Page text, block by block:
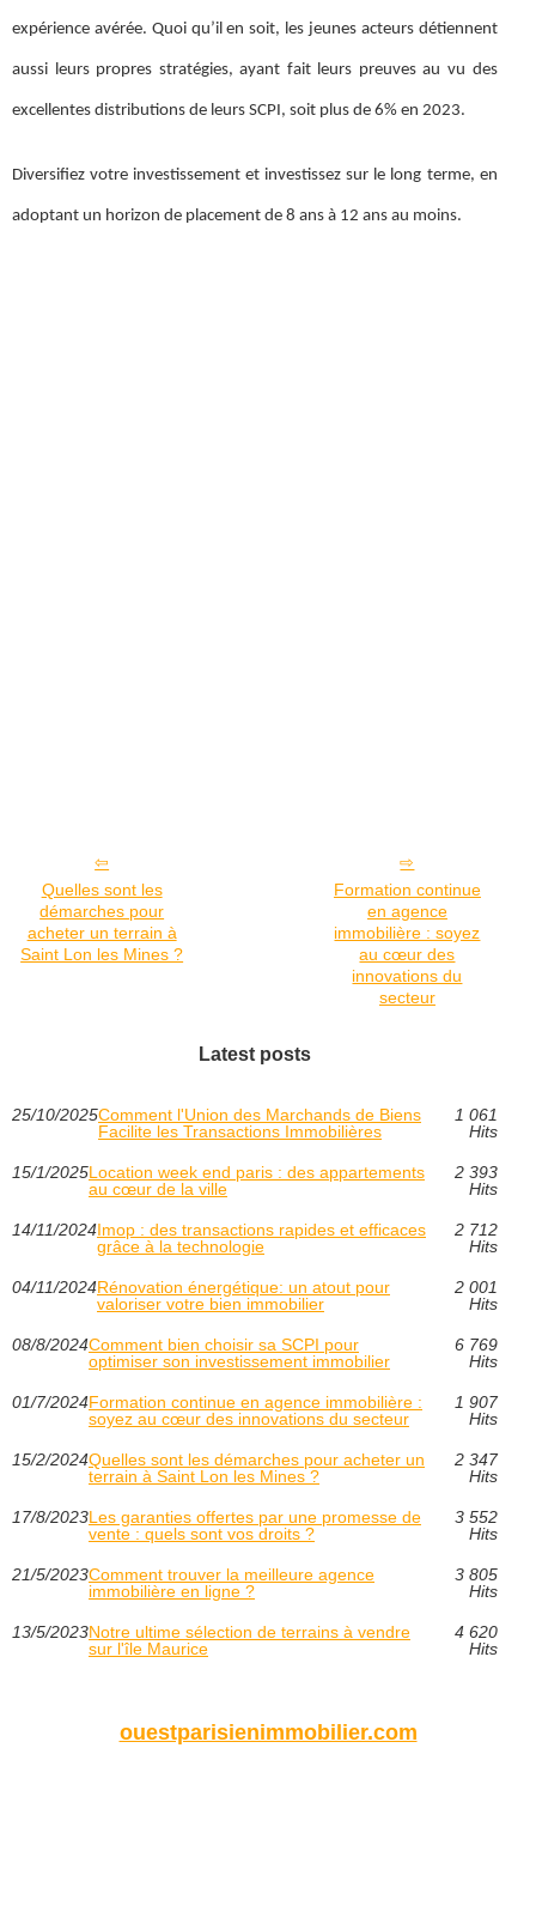
expérience avérée. Quoi qu’il en soit, les jeunes acteurs détiennent
aussi leurs propres stratégies, ayant fait leurs preuves au vu des
excellentes distributions de leurs SCPI, soit plus de 6% en 2023.
Diversifiez votre investissement et investissez sur le long terme, en
adoptant un horizon de placement de 8 ans à 12 ans au moins.
Quelles sont les
démarches pour
acheter un terrain à
Saint Lon les Mines ?
Formation continue
en agence
immobilière : soyez
au cœur des
innovations du
secteur
Latest posts
25/10/2025Comment l'Union des Marchands de Biens
Facilite les Transactions Immobilières
1 061
Hits
15/1/2025Location week end paris : des appartements
au cœur de la ville
2 393
Hits
14/11/2024Imop : des transactions rapides et efficaces
grâce à la technologie
2 712
Hits
04/11/2024Rénovation énergétique: un atout pour
valoriser votre bien immobilier
2 001
Hits
08/8/2024Comment bien choisir sa SCPI pour
optimiser son investissement immobilier
6 769
Hits
01/7/2024Formation continue en agence immobilière :
soyez au cœur des innovations du secteur
1 907
Hits
15/2/2024Quelles sont les démarches pour acheter un
terrain à Saint Lon les Mines ?
2 347
Hits
17/8/2023Les garanties offertes par une promesse de
vente : quels sont vos droits ?
3 552
Hits
21/5/2023Comment trouver la meilleure agence
immobilière en ligne ?
3 805
Hits
13/5/2023Notre ultime sélection de terrains à vendre
sur l'île Maurice
4 620
Hits
ouestparisienimmobilier.com